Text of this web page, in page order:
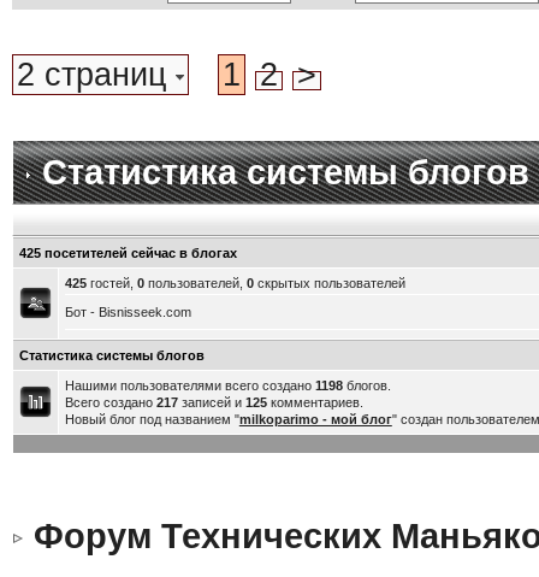
2 страниц 1 2 >
Статистика системы блогов
425 посетителей сейчас в блогах
425гостей, 0пользователей, 0скрытых пользователей
Бот - Bisnisseek.com
Статистика системы блогов
Нашими пользователями всего создано 1198блогов.
Всего создано 217записей и 125комментариев.
Новый блог под названием "milkoparimo - мой блог" создан
Форум Технических